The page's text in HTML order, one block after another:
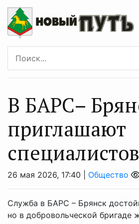
В БAРC–
приглaшают
cпециaлистoв
26 мая 2026, 17:40 | Общество
Служба в БАРС – Брянск
но в добровольческой бригаде